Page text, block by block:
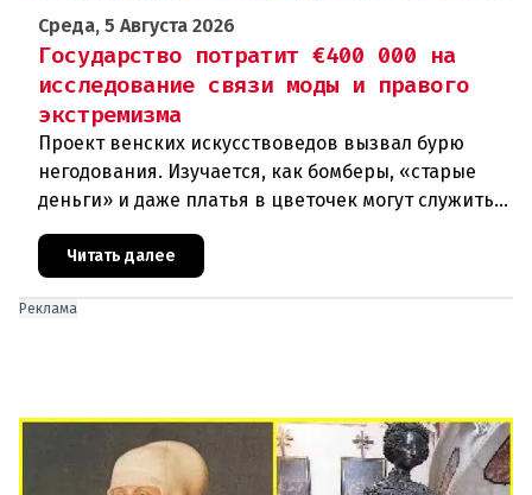
Среда, 5 Августа 2026
Государство потратит €400 000 на
исследование связи моды и правого
экстремизма
Проект венских искусствоведов вызвал бурю
негодования. Изучается, как бомберы, «старые
деньги» и даже платья в цветочек могут служить
инструментом пропаганды. Оппоненты требуют
ответа от министра наук
Читать далее
Реклама